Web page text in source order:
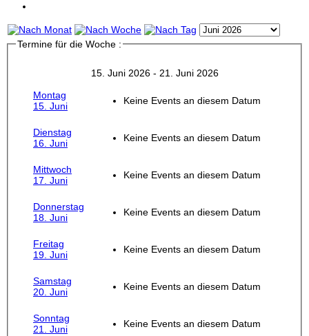
Termine für die Woche :
15. Juni 2026 - 21. Juni 2026
Montag
15. Juni
Keine Events an diesem Datum
Dienstag
16. Juni
Keine Events an diesem Datum
Mittwoch
17. Juni
Keine Events an diesem Datum
Donnerstag
18. Juni
Keine Events an diesem Datum
Freitag
19. Juni
Keine Events an diesem Datum
Samstag
20. Juni
Keine Events an diesem Datum
Sonntag
21. Juni
Keine Events an diesem Datum